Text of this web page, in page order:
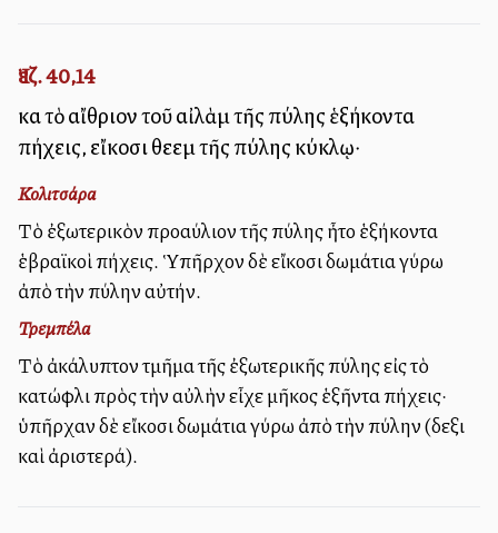
Ἰεζ. 40,14
καὶ τὸ αἴθριον τοῦ αἰλὰμ τῆς πύλης ἑξήκοντα
πήχεις, εἴκοσι θεεὶμ τῆς πύλης κύκλῳ·
Κολιτσάρα
Τὸ ἐξωτερικὸν προαύλιον τῆς πύλης ἦτο ἑξήκοντα
ἑβραϊκοὶ πήχεις. Ὑπῆρχον δὲ εἴκοσι δωμάτια γύρω
ἀπὸ τὴν πύλην αὐτήν.
Τρεμπέλα
Τὸ ἀκάλυπτον τμῆμα τῆς ἐξωτερικῆς πύλης εἰς τὸ
κατώφλι πρὸς τὴν αὐλὴν εἶχε μῆκος ἑξῆντα πήχεις·
ὑπῆρχαν δὲ εἴκοσι δωμάτια γύρω ἀπὸ τὴν πύλην (δεξιὰ
καὶ ἀριστερά).